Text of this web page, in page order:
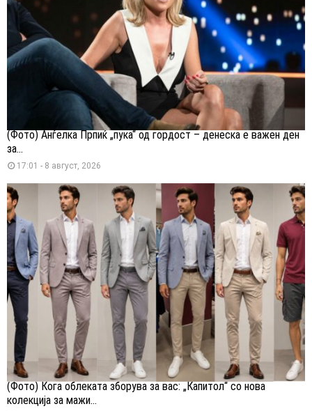
(Фото) Анѓелка Прпиќ „пука“ од гордост – денеска е важен ден
за...
17:01 - 8 август, 2026
(Фото) Кога облеката зборува за вас: „Капитол“ со нова
колекција за мажи...